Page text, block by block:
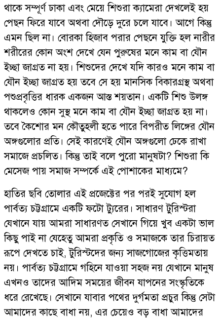
থাকে সম্পূর্ণ ঢাকা এবং মেয়ে শিশুরা ক্যামেরা দেখলেই হয়
পেছন ফিরে যাবে অথবা দৌড়ে দুরে চলে যাবে। আগে কিন্তু
এমন ছিল না। বোরকা হিজাব পরার পেছনে যুক্তি হল নারীর
শরীরের কোন অংশ দেখে যেন পুরুষের মনে কাম বা যৌন
ইচ্ছা জাগ্রত না হয়। শিশুদের দেখে যদি কারও মনে কাম বা
যৌন ইচ্ছা জাগ্রত হয় তবে সে হয় মানসিক বিকারগ্রস্থ অথবা
পশুপ্রবৃত্তির ধারক একজন আস্ত শয়তান। একটি শিশু উলঙ্গ
থাকলেও কোন সুস্থ মনে কাম বা যৌন ইচ্ছা জাগ্রত হয় না।
তবে কৈশোর মন কৌতুহলী হতে পারে বিপরীত লিঙ্গের যৌন
অঙ্গগুলোর প্রতি। সেই কারণেই যৌন অঙ্গগুলো ঢেকে রাখা
সমাজে প্রচলিত। কিন্তু তাই বলে পুরো মানুষটা? শিশুরা কি
মেসেজ পায় সমাজ সম্পর্কে এই পোশাকের মাধ্যমে?
হাতির ছবি তোলার এই প্রজেক্টের পর পরই সুযোগ হল
পার্বত্য চট্টগ্রামে একটি ফটো ট্যুরের। সাধারণ টুরিস্টরা
যেখানে যায় আমরা সাধারণত সেখানে গিয়ে খুব একটা ভাল
কিছু পাই না যেহেতু আমরা প্রকৃতি ও সমাজকে তার চিরায়ত
রূপে দেখতে চাই, টুরিস্টদের জন্য সাজগোজের কৃত্তিমতায়
নয়। পার্বত্য চট্টগ্রামে গহিনে যাওয়া সহজ নয় যেখানে মানুষ
এখনও তাদের আদিম সময়ের জীবন যাপনের সংস্কৃতিকে
ধরে রেখেছে। সেখানে যাবার পথের দুর্গমতা প্রচুর কিন্তু সেটা
আমাদের কাছে বাধা নয়, এর চেয়েও বড় বাধা আমাদের